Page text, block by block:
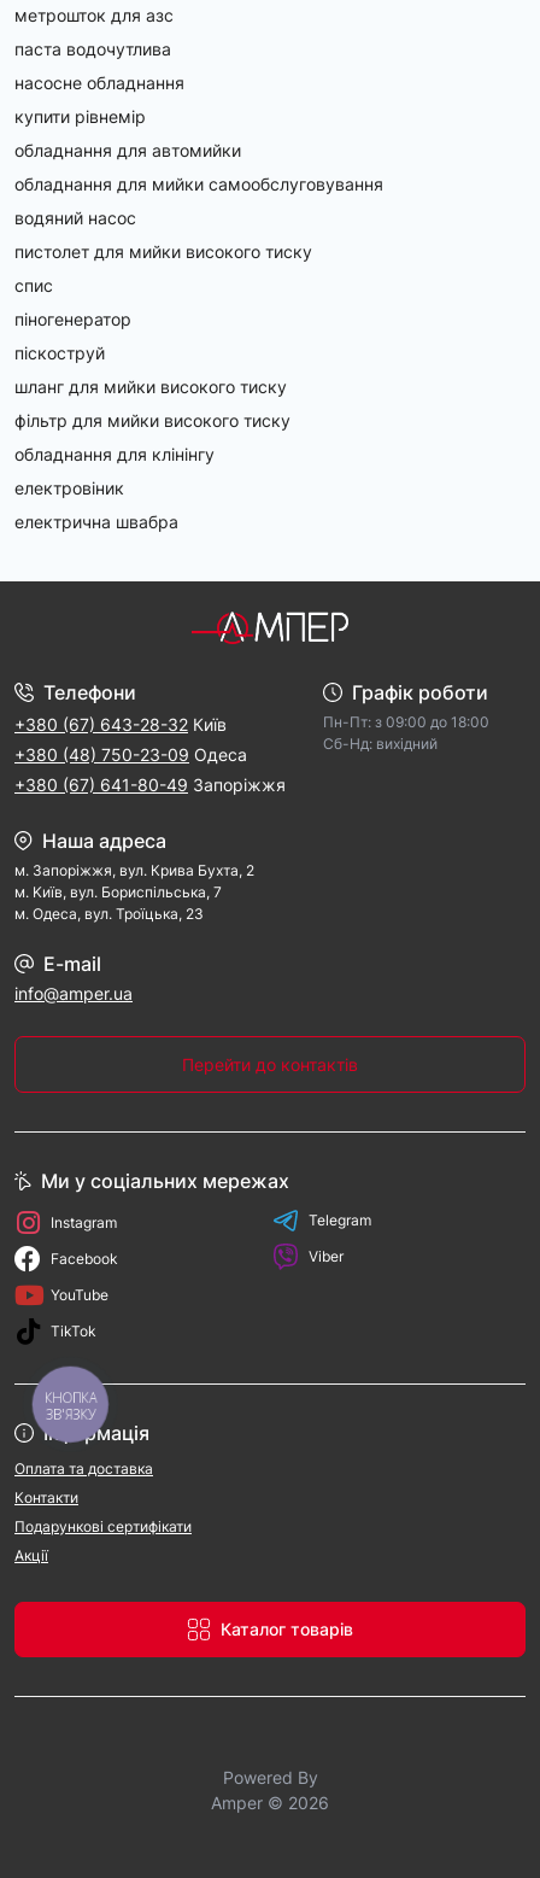
метрошток для азс
паста водочутлива
насосне обладнання
купити рівнемір
обладнання для автомийки
обладнання для мийки самообслуговування
водяний насос
пистолет для мийки високого тиску
спис
піногенератор
піскоструй
шланг для мийки високого тиску
фільтр для мийки високого тиску
обладнання для клінінгу
електровіник
електрична швабра
Телефони
+380 (67) 643-28-32 Київ
+380 (48) 750-23-09 Одеса
+380 (67) 641-80-49 Запоріжжя
Графік роботи
Пн-Пт: з 09:00 дo 18:00
Cб-Hд: виxідний
Наша адреса
м. Запорiжжя, вул. Крива Бухта, 2
м. Kиїв, вул. Бориспільська, 7
м. Одеса, вул. Троїцька, 23
E-mail
info@amper.ua
Перейти до контактів
Інформація
Оплата та доставка
Контакти
Подарункові сертифікати
Акції
Каталог товарів
Ми у соціальних мережах
Instagram
Facebook
YouTube
TikTok
Telegram
Viber
Powered By
Amper © 2026
КНОПКА
ЗВ'ЯЗКУ